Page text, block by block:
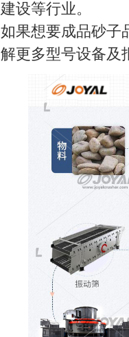
建设等行业。
如果想要成品砂子
解更多型号设备及